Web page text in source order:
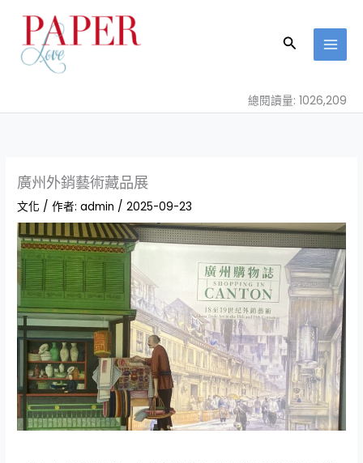
容
搜
總閱讀量: 1026,209
廣州外銷藝術藏品展
文化 / 作者:admin /2025-09-23